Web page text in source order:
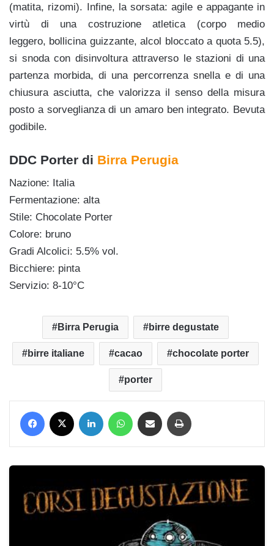
(matita, rizomi). Infine, la sorsata: agile e appagante in
virtù di una costruzione atletica (corpo medio
leggero, bollicina guizzante, alcol bloccato a quota 5.5),
si snoda con disinvoltura attraverso le stazioni di una
partenza morbida, di una percorrenza snella e di una
chiusura asciutta, che valorizza il senso della misura
posto a sorveglianza di un amaro ben integrato. Bevuta
godibile.
DDC Porter di Birra Perugia
Nazione: Italia
Fermentazione: alta
Stile: Chocolate Porter
Colore: bruno
Gradi Alcolici: 5.5% vol.
Bicchiere: pinta
Servizio: 8-10°C
Birra Perugia birre degustate
birre italiane cacao chocolate porter
porter
Facebook LinkedIn WhatsApp Condividi via mail